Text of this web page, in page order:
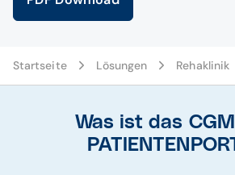
Startseite Lösungen Rehaklinik
Was ist das